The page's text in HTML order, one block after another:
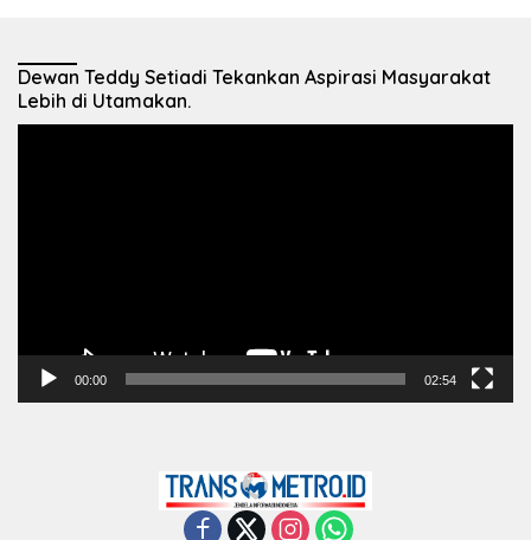
Dewan Teddy Setiadi Tekankan Aspirasi Masyarakat
Lebih di Utamakan.
00:00 02:54